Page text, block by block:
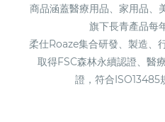
商品涵蓋醫療用品、家用品、
旗下長青產品每
柔仕Roaze集合研發、製造、
取得FSC森林永續認證、醫
證，符合ISO13485